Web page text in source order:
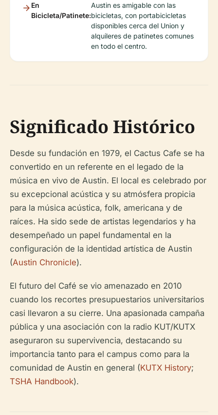
En
Bicicleta/Patinete:
Austin es amigable con las
bicicletas, con portabicicletas
disponibles cerca del Union y
alquileres de patinetes comunes
en todo el centro.
Significado Histórico
Desde su fundación en 1979, el Cactus Cafe se ha
convertido en un referente en el legado de la
música en vivo de Austin. El local es celebrado por
su excepcional acústica y su atmósfera propicia
para la música acústica, folk, americana y de
raíces. Ha sido sede de artistas legendarios y ha
desempeñado un papel fundamental en la
configuración de la identidad artística de Austin
(Austin Chronicle).
El futuro del Café se vio amenazado en 2010
cuando los recortes presupuestarios universitarios
casi llevaron a su cierre. Una apasionada campaña
pública y una asociación con la radio KUT/KUTX
aseguraron su supervivencia, destacando su
importancia tanto para el campus como para la
comunidad de Austin en general (KUTX History;
TSHA Handbook).